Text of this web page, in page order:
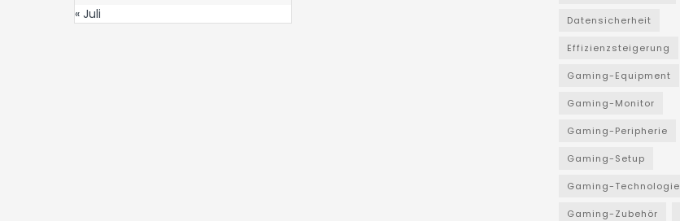
« Juli Datensicherheit
Effizienzsteigerung
Gaming-Equipment
Gaming-Monitor
Gaming-Peripherie
Gaming-Setup
Gaming-Technologie
Gaming-Zubehör